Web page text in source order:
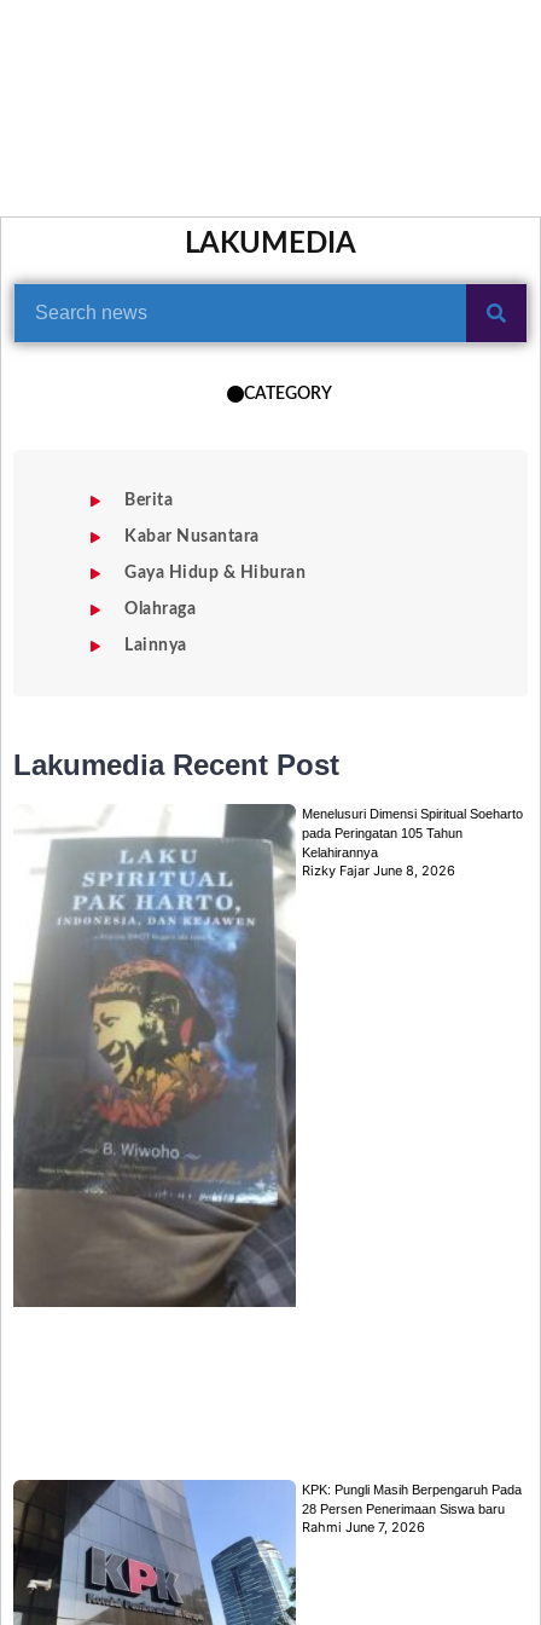
LAKUMEDIA
CATEGORY
Berita
Kabar Nusantara
Gaya Hidup & Hiburan
Olahraga
Lainnya
Lakumedia Recent Post
Menelusuri Dimensi Spiritual Soeharto
pada Peringatan 105 Tahun
Kelahirannya
Rizky FajarJune 8, 2026
KPK: Pungli Masih Berpengaruh Pada
28 Persen Penerimaan Siswa baru
RahmiJune 7, 2026